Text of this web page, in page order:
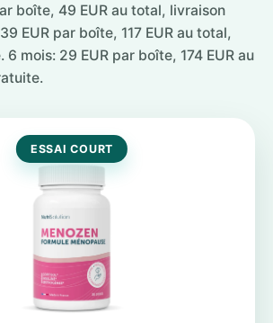
boîte, 49 EUR au total, livraison
EUR par boîte, 117 EUR au total,
mois: 29 EUR par boîte, 174 EUR au
ESSAI COURT